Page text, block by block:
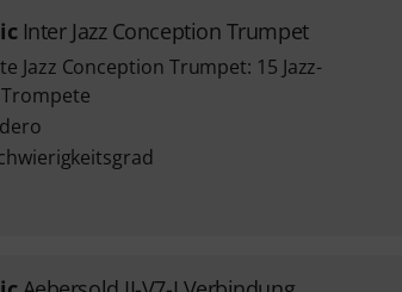
Inter Jazz Conception Trumpet
Jazz Conception Trumpet: 15 Jazz-